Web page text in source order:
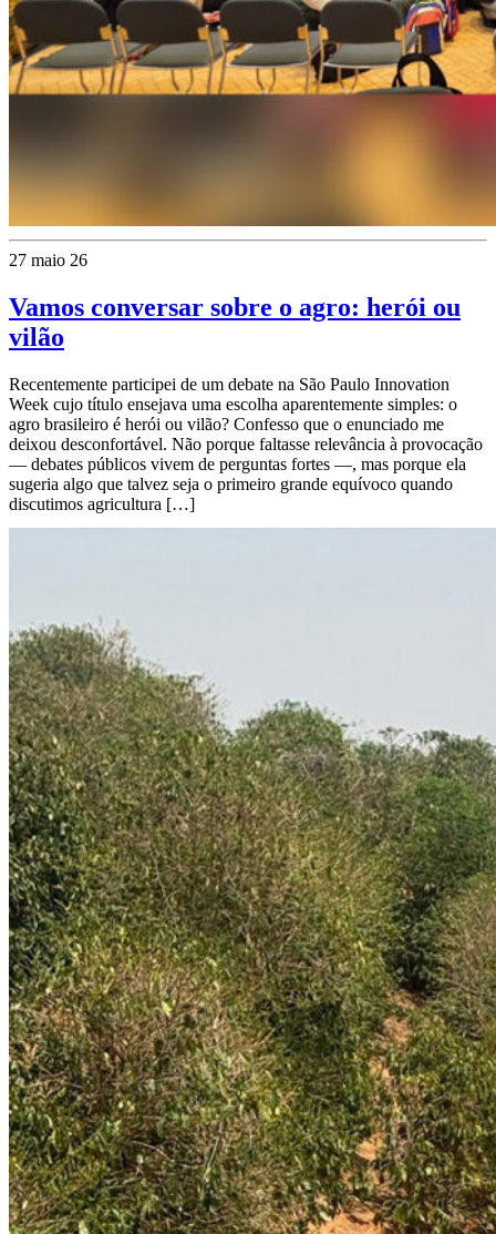
27 maio 26
Vamos conversar sobre o agro: herói ou
vilão
Recentemente participei de um debate na São Paulo Innovation
Week cujo título ensejava uma escolha aparentemente simples: o
agro brasileiro é herói ou vilão? Confesso que o enunciado me
deixou desconfortável. Não porque faltasse relevância à provocação
— debates públicos vivem de perguntas fortes —, mas porque ela
sugeria algo que talvez seja o primeiro grande equívoco quando
discutimos agricultura […]